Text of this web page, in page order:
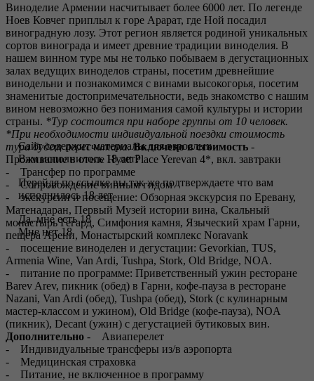
Виноделие Армении насчитывает более 6000 лет. По легенде
Ноев Ковчег приплыл к горе Арарат, где Ной посадил
виноградную лозу. Этот регион является родиной уникальных
сортов винограда и имеет древние традиции виноделия. В
нашем винном туре мы не только побываем в дегустационных
залах ведущих виноделов страны, посетим древнейшие
винодельни и познакомимся с винами высокогорья, посетим
знаменитые достопримечательности, ведь знакомство с нашим
вином невозможно без понимания самой культуры и истории
страны. *Тур состоится при наборе группы от 10 человек.
*При необходимости индивидуальной поездки стоимость
тура будет пересчитана. Включено в стоимость -
Проживание в отеле Hyatt Place Yerevan 4*, вкл. завтраки
- Трансфер по программе
- Сопровождение винным гидом
- экскурсии и посещение: Обзорная экскурсия по Еревану,
Матенадаран, Первый Музей истории вина, Скальный
монастырь Гегард, Симфония камня, Языческий храм Гарни,
пещера Арени, Монастырский комплекс Noravank
- посещение виноделен и дегустации: Gevorkian, TUS,
Armenia Wine, Van Ardi, Tushpa, Stork, Old Bridge, NOA.
- питание по программе: Приветственный ужин ресторане
Barev Arev, пикник (обед) в Гарни, кофе-пауза в ресторане
Nazani, Van Ardi (обед), Tushpa (обед), Stork (с кулинарным
мастер-классом и ужином), Old Bridge (кофе-пауза), NOA
(пикник), Decant (ужин) с дегустацией бутиковых вин.
Дополнительно - Авиаперелет
- Индивидуальные трансферы из/в аэропорта
- Медицинская страховка
- Питание, не включенное в программу
Сайт содержит материалы для взрослых
Вам исполнилось 18 лет?
Перейдя по ссылке вы так же подтверждаете что вам
исполнилось 18 лет
Да, мне есть 18
Мне нет 18